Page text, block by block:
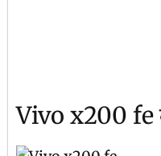
Vivo x200 fe